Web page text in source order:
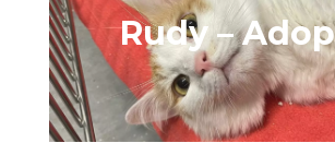
Rudy –